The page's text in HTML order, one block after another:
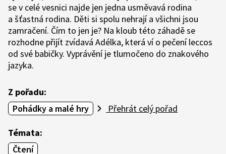
se v celé vesnici najde jen jedna usměvavá rodina
a šťastná rodina. Děti si spolu nehrají a všichni jsou
zamračení. Čím to jen je? Na kloub této záhadě se
rozhodne přijít zvídavá Adélka, která ví o pečení leccos
od své babičky. Vyprávění je tlumočeno do znakového
jazyka.
Z pořadu:
Pohádky a malé hry
Přehrát celý pořad
Témata:
Čtení